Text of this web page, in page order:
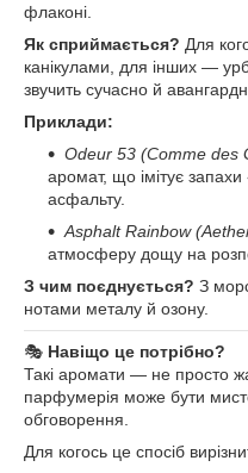
флаконі.
Як сприймається? Для
канікулами, для інших —
звучить сучасно й
Приклади:
Odeur 53 (Comme des
аромат, що імітує
асфальту.
Asphalt Rainbow
атмосферу дощу на
З чим поєднується? З
нотами металу й озону.
🎭 Навіщо це потрібно?
Такі аромати — не просто
парфумерія може бути
обговорення.
Для когось це спосіб